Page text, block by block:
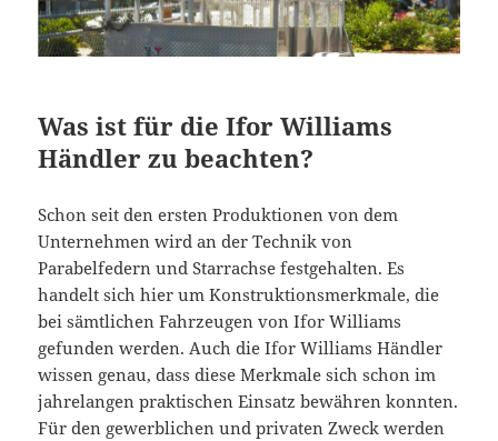
Was ist für die Ifor Williams
Händler zu beachten?
Schon seit den ersten Produktionen von dem
Unternehmen wird an der Technik von
Parabelfedern und Starrachse festgehalten. Es
handelt sich hier um Konstruktionsmerkmale, die
bei sämtlichen Fahrzeugen von Ifor Williams
gefunden werden. Auch die Ifor Williams Händler
wissen genau, dass diese Merkmale sich schon im
jahrelangen praktischen Einsatz bewähren konnten.
Für den gewerblichen und privaten Zweck werden